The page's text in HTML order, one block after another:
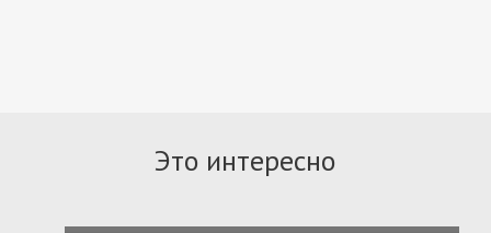
Это интересно